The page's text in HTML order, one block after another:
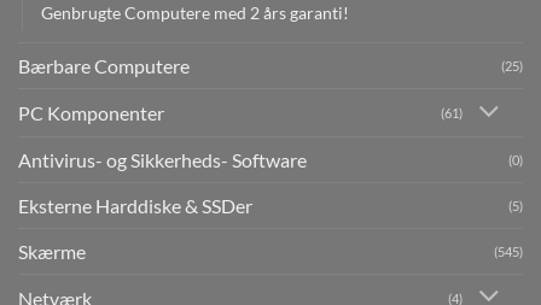
Genbrugte Computere med 2 års garanti!
Bærbare Computere (25)
PC Komponenter (61)
Antivirus- og Sikkerheds- Software (0)
Eksterne Harddiske & SSDer (5)
Skærme (545)
Netværk (4)